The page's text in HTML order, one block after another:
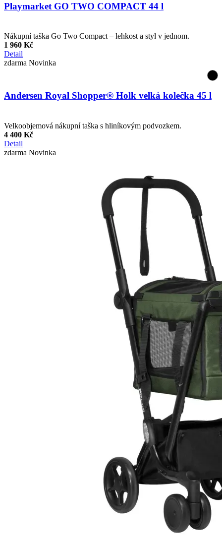
Playmarket GO TWO COMPACT 44 l
Nákupní taška Go Two Compact – lehkost a styl v jednom.
1 960 Kč
Detail
zdarma Novinka
Andersen Royal Shopper® Holk velká kolečka 45 l
Velkoobjemová nákupní taška s hliníkovým podvozkem.
4 400 Kč
Detail
zdarma Novinka